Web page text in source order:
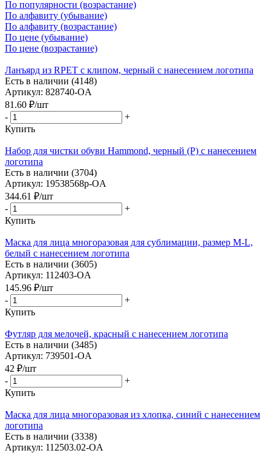
По популярности (возрастание)
По алфавиту (убывание)
По алфавиту (возрастание)
По цене (убывание)
По цене (возрастание)
Ланъярд из RPET с клипом, черный с нанесением логотипа
Есть в наличии (4148)
Артикул: 828740-OA
81.60 ₽/шт
-
+
Купить
Набор для чистки обуви Hammond, черный (Р) с нанесением
логотипа
Есть в наличии (3704)
Артикул: 19538568p-OA
344.61 ₽/шт
-
+
Купить
Маска для лица многоразовая для сублимации, размер M-L,
белый с нанесением логотипа
Есть в наличии (3605)
Артикул: 112403-OA
145.96 ₽/шт
-
+
Купить
Футляр для мелочей, красный с нанесением логотипа
Есть в наличии (3485)
Артикул: 739501-OA
42 ₽/шт
-
+
Купить
Маска для лица многоразовая из хлопка, синий с нанесением
логотипа
Есть в наличии (3338)
Артикул: 112503.02-OA